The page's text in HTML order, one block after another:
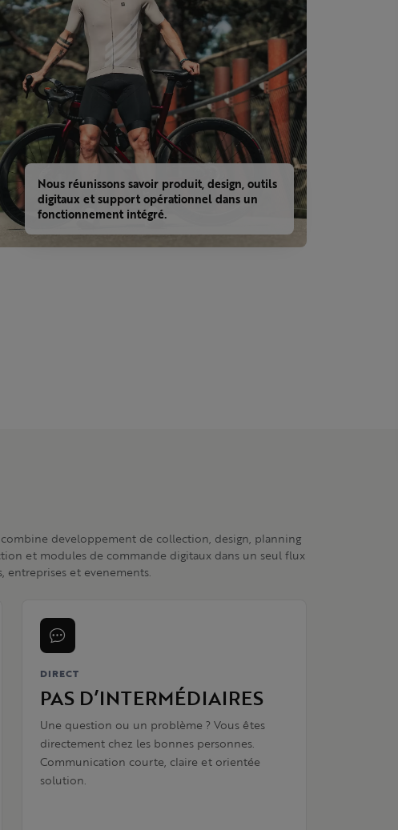
Nous réunissons savoir produit, design, outils
digitaux et support opérationnel dans un
fonctionnement intégré.
combine developpement de collection, design, planning
et modules de commande digitaux dans un seul flux
entreprises et evenements.
DIRECT
PAS D’INTERMÉDIAIRES
Une question ou un problème ? Vous êtes
directement chez les bonnes personnes.
Communication courte, claire et orientée
solution.